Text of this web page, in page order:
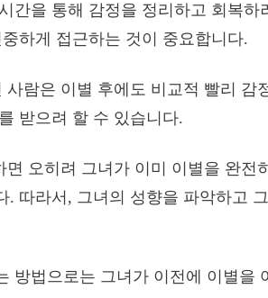
간을 통해 감정을 정리하고 회복하
하게 접근하는 것이 중요합니다.
람은 이별 후에도 비교적 빨리 감
받으려 할 수 있습니다.
오히려 그녀가 이미 이별을 완전
. 따라서, 그녀의 성향을 파악하고
방법으로는 그녀가 이전에 이별을